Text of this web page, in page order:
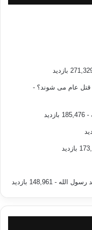
قتل عام می شوند؟ -
- 185,476 بازدید
الله - 148,961 بازدید